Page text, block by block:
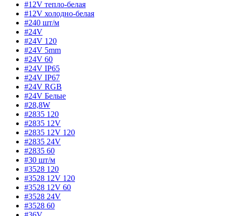
#12V тепло-белая
#12V холодно-белая
#240 шт/м
#24V
#24V 120
#24V 5mm
#24V 60
#24V IP65
#24V IP67
#24V RGB
#24V Белые
#28,8W
#2835 120
#2835 12V
#2835 12V 120
#2835 24V
#2835 60
#30 шт/м
#3528 120
#3528 12V 120
#3528 12V 60
#3528 24V
#3528 60